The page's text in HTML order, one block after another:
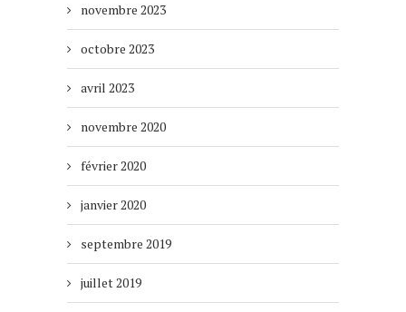
novembre 2023
octobre 2023
avril 2023
novembre 2020
février 2020
janvier 2020
septembre 2019
juillet 2019